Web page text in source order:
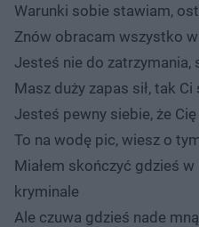
Warunki sobie stawiam,
Znów obracam wszystko w
Jesteś nie do
Masz duży zapas sił, tak Ci
Jesteś pewny siebie, że
To na wodę pic, wiesz o
Miałem skończyć gdzieś
kryminale
Ale czuwa gdzieś nade